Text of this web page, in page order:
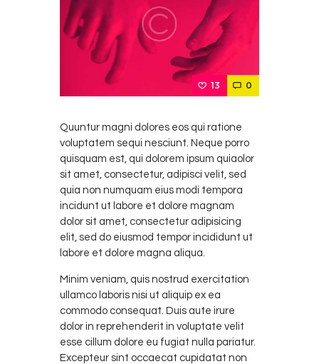
13 0
Quuntur magni dolores eos qui ratione
voluptatem sequi nesciunt. Neque porro
quisquam est, qui dolorem ipsum quiaolor
sit amet, consectetur, adipisci velit, sed
quia non numquam eius modi tempora
incidunt ut labore et dolore magnam
dolor sit amet, consectetur adipisicing
elit, sed do eiusmod tempor incididunt ut
labore et dolore magna aliqua.
Minim veniam, quis nostrud exercitation
ullamco laboris nisi ut aliquip ex ea
commodo consequat. Duis aute irure
dolor in reprehenderit in voluptate velit
esse cillum dolore eu fugiat nulla pariatur.
Excepteur sint occaecat cupidatat non